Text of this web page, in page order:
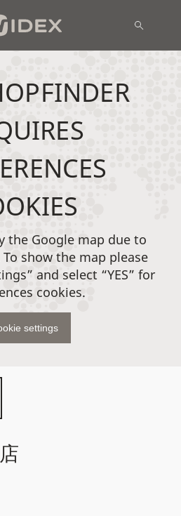
the Google map due to
show the map please
and select “YES” for
cookies.
settings